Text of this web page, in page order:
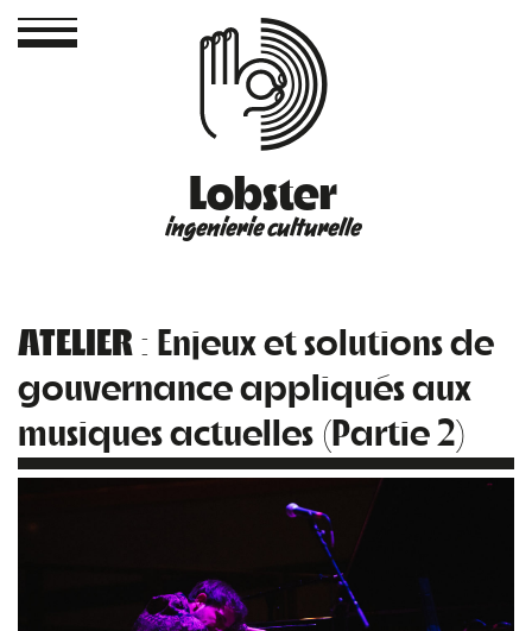
Lobster
ingenierie culturelle
ATELIER : Enjeux et solutions de
gouvernance appliqués aux
musiques actuelles (Partie 2)